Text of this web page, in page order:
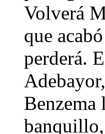
Volverá
que
perderá.
Benzema